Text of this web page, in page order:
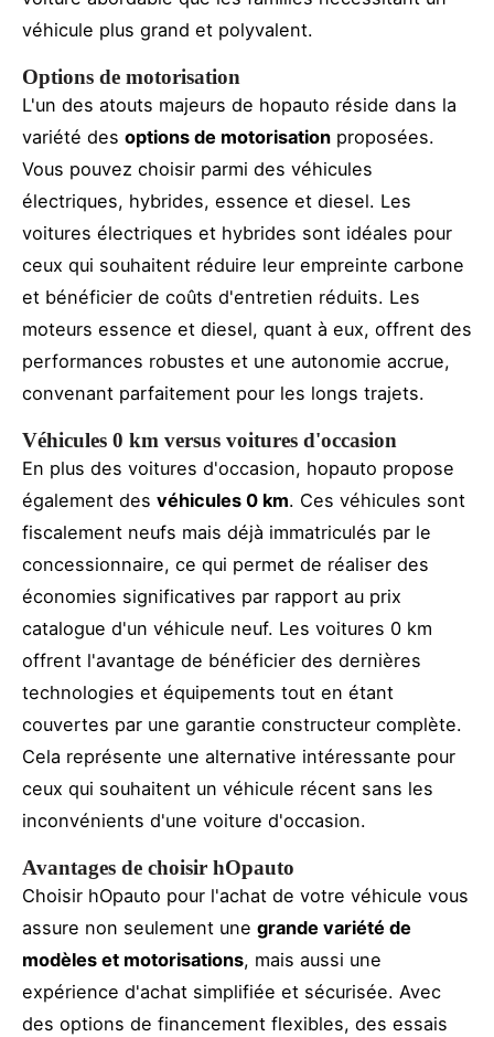
véhicule plus grand et polyvalent.
Options de motorisation
L'un des atouts majeurs de hopauto réside dans la
variété des options de motorisation proposées.
Vous pouvez choisir parmi des véhicules
électriques, hybrides, essence et diesel. Les
voitures électriques et hybrides sont idéales pour
ceux qui souhaitent réduire leur empreinte carbone
et bénéficier de coûts d'entretien réduits. Les
moteurs essence et diesel, quant à eux, offrent des
performances robustes et une autonomie accrue,
convenant parfaitement pour les longs trajets.
Véhicules 0 km versus voitures d'occasion
En plus des voitures d'occasion, hopauto propose
également des véhicules 0 km. Ces véhicules sont
fiscalement neufs mais déjà immatriculés par le
concessionnaire, ce qui permet de réaliser des
économies significatives par rapport au prix
catalogue d'un véhicule neuf. Les voitures 0 km
offrent l'avantage de bénéficier des dernières
technologies et équipements tout en étant
couvertes par une garantie constructeur complète.
Cela représente une alternative intéressante pour
ceux qui souhaitent un véhicule récent sans les
inconvénients d'une voiture d'occasion.
Avantages de choisir hOpauto
Choisir hOpauto pour l'achat de votre véhicule vous
assure non seulement une grande variété de
modèles et motorisations, mais aussi une
expérience d'achat simplifiée et sécurisée. Avec
des options de financement flexibles, des essais